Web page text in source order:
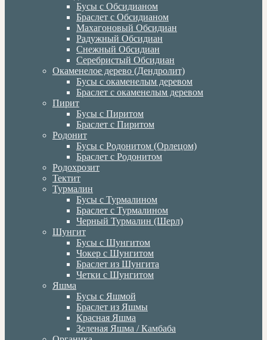
Бусы с Обсидианом
Браслет с Обсидианом
Махагоновый Обсидиан
Радужный Обсидиан
Снежный Обсидиан
Серебристый Обсидиан
Окаменелое дерево (Дендролит)
Бусы с окаменелым деревом
Браслет с окаменелым деревом
Пирит
Бусы с Пиритом
Браслет с Пиритом
Родонит
Бусы с Родонитом (Орлецом)
Браслет с Родонитом
Родохрозит
Тектит
Турмалин
Бусы с Турмалином
Браслет с Турмалином
Черный Турмалин (Шерл)
Шунгит
Бусы с Шунгитом
Чокер с Шунгитом
Браслет из Шунгита
Четки с Шунгитом
Яшма
Бусы с Яшмой
Браслет из Яшмы
Красная Яшма
Зеленая Яшма / Камбаба